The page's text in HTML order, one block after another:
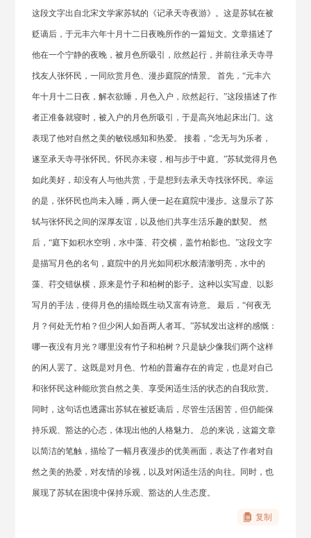
这段文字出自北宋文学家苏轼的《记承天寺夜游》。这是苏轼在被
贬谪后，于元丰六年十月十二日夜晚所作的一篇短文。文章描述了
他在一个宁静的夜晚，被月色所吸引，欣然起行，并前往承天寺寻
找友人张怀民，一同欣赏月色、漫步庭院的情景。 首先，“元丰六
年十月十二日夜，解衣欲睡，月色入户，欣然起行。”这段描述了作
者正准备就寝时，被入户的月色所吸引，于是高兴地起床出门。这
表现了他对自然之美的敏锐感知和热爱。 接着，“念无与为乐者，
遂至承天寺寻张怀民。怀民亦未寝，相与步于中庭。”苏轼觉得月色
如此美好，却没有人与他共赏，于是想到去承天寺找张怀民。幸运
的是，张怀民也尚未入睡，两人便一起在庭院中漫步。这显示了苏
轼与张怀民之间的深厚友谊，以及他们共享生活乐趣的默契。 然
后，“庭下如积水空明，水中藻、荇交横，盖竹柏影也。”这段文字
是描写月色的名句，庭院中的月光如同积水般清澈明亮，水中的
藻、荇交错纵横，原来是竹子和柏树的影子。这种以实写虚、以影
写月的手法，使得月色的描绘既生动又富有诗意。 最后，“何夜无
月？何处无竹柏？但少闲人如吾两人者耳。”苏轼发出这样的感慨：
哪一夜没有月光？哪里没有竹子和柏树？只是缺少像我们两个这样
的闲人罢了。这既是对月色、竹柏的普遍存在的肯定，也是对自己
和张怀民这种能欣赏自然之美、享受闲适生活的状态的自我欣赏。
同时，这句话也透露出苏轼在被贬谪后，尽管生活困苦，但仍能保
持乐观、豁达的心态，体现出他的人格魅力。 总的来说，这篇文章
以简洁的笔触，描绘了一幅月夜漫步的优美画面，表达了作者对自
然之美的热爱，对友情的珍视，以及对闲适生活的向往。同时，也
展现了苏轼在困境中保持乐观、豁达的人生态度。
复制